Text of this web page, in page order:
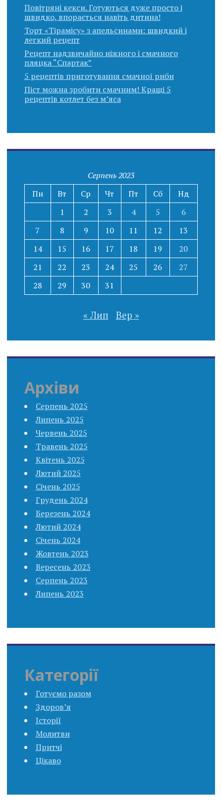
Повітряні кекси. Готуються дуже просто і
швидко, впорається навіть дитина!
Торт «Тірамісу» з апельсинами: швидкий і
легкий рецепт
Рецепт надзвичайно ніжного і смачного
пляцка “Спартак”
5 рецептів приготування смачної риби
Піст можна зробити смачним! Кращі 5
рецептів котлет без м’яса
Серпень 2023
Пн
Вт Ср Чт Пт Сб
Нд
1
2 3 4 5
6
7
8 9 10 11 12
13
14
15 16 17 18 19
20
21
22 23 24 25 26
27
28
29 30 31
« Лип Вер »
Архіви
Серпень 2025
Липень 2025
Червень 2025
Травень 2025
Квітень 2025
Лютий 2025
Січень 2025
Грудень 2024
Березень 2024
Лютий 2024
Січень 2024
Жовтень 2023
Вересень 2023
Серпень 2023
Липень 2023
Категорії
Готуємо разом
Здоров’я
Історії
Молитви
Притчі
Цікаво